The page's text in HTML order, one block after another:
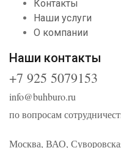
Контакты
Наши услуги
О компании
Наши контакты
+7 925 5079153
info@buhburo.ru
по вопросам
Москва, ВАО,